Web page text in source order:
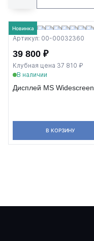
Новинка
Артикул: 00-00032360
39 800 ₽
Клубная цена 37 810 ₽
В наличии
Дисплей MS Widescreen
В КОРЗИНУ